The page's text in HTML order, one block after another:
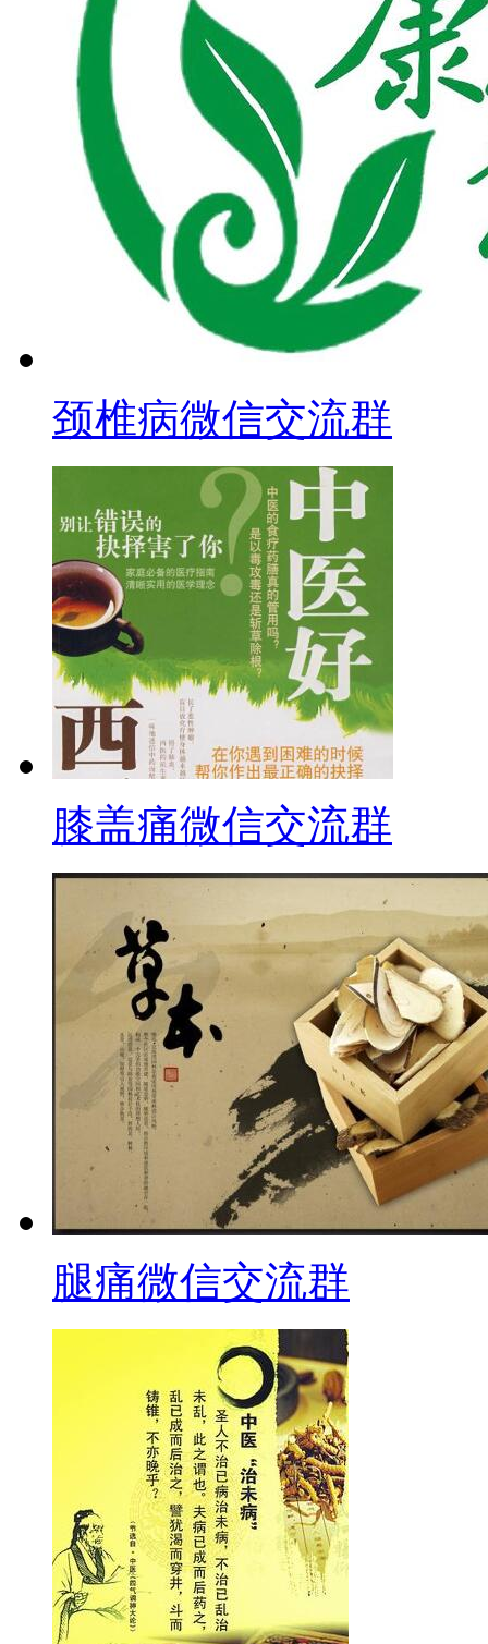
颈椎病微信交流群
膝盖痛微信交流群
腿痛微信交流群